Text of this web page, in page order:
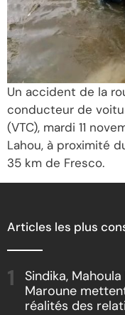
Un accident de la
conducteur de
(VTC), mardi 11
Lahou, à proximité
35 km de Fresco.
Articles les plus
Sindika,
Maroune
réalités des